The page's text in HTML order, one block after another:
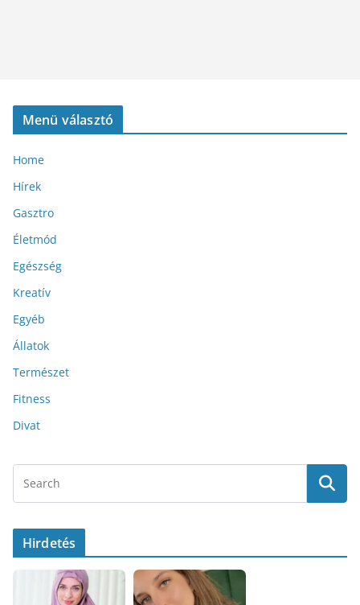
Menü választó
Home
Hírek
Gasztro
Életmód
Egészség
Kreatív
Egyéb
Állatok
Természet
Fitness
Divat
Hirdetés